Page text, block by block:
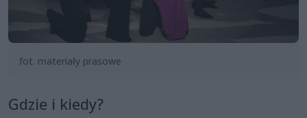
fot. materiały prasowe
Gdzie i kiedy?